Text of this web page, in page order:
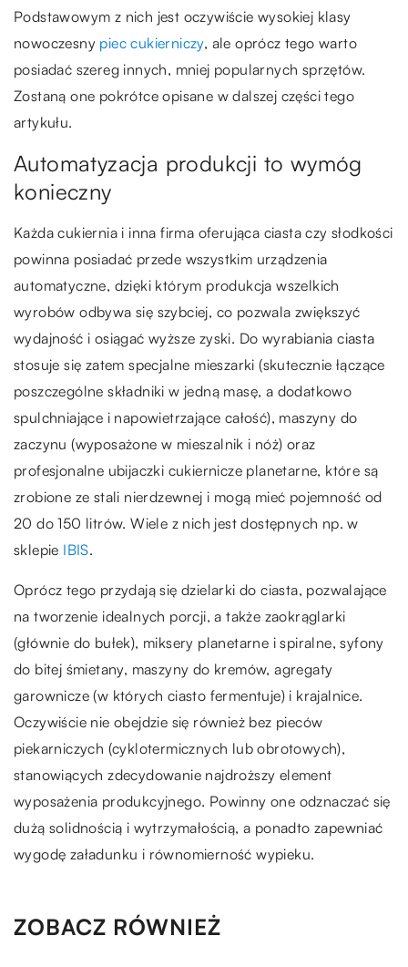
Podstawowym z nich jest oczywiście wysokiej klasy
nowoczesny piec cukierniczy, ale oprócz tego warto
posiadać szereg innych, mniej popularnych sprzętów.
Zostaną one pokrótce opisane w dalszej części tego
artykułu.
Automatyzacja produkcji to wymóg
konieczny
Każda cukiernia i inna firma oferująca ciasta czy słodkości
powinna posiadać przede wszystkim urządzenia
automatyczne, dzięki którym produkcja wszelkich
wyrobów odbywa się szybciej, co pozwala zwiększyć
wydajność i osiągać wyższe zyski. Do wyrabiania ciasta
stosuje się zatem specjalne mieszarki (skutecznie łączące
poszczególne składniki w jedną masę, a dodatkowo
spulchniające i napowietrzające całość), maszyny do
zaczynu (wyposażone w mieszalnik i nóż) oraz
profesjonalne ubijaczki cukiernicze planetarne, które są
zrobione ze stali nierdzewnej i mogą mieć pojemność od
20 do 150 litrów. Wiele z nich jest dostępnych np. w
sklepie IBIS.
Oprócz tego przydają się dzielarki do ciasta, pozwalające
na tworzenie idealnych porcji, a także zaokrąglarki
(głównie do bułek), miksery planetarne i spiralne, syfony
do bitej śmietany, maszyny do kremów, agregaty
garownicze (w których ciasto fermentuje) i krajalnice.
Oczywiście nie obejdzie się również bez pieców
piekarniczych (cyklotermicznych lub obrotowych),
stanowiących zdecydowanie najdroższy element
wyposażenia produkcyjnego. Powinny one odznaczać się
dużą solidnością i wytrzymałością, a ponadto zapewniać
wygodę załadunku i równomierność wypieku.
ZOBACZ RÓWNIEŻ